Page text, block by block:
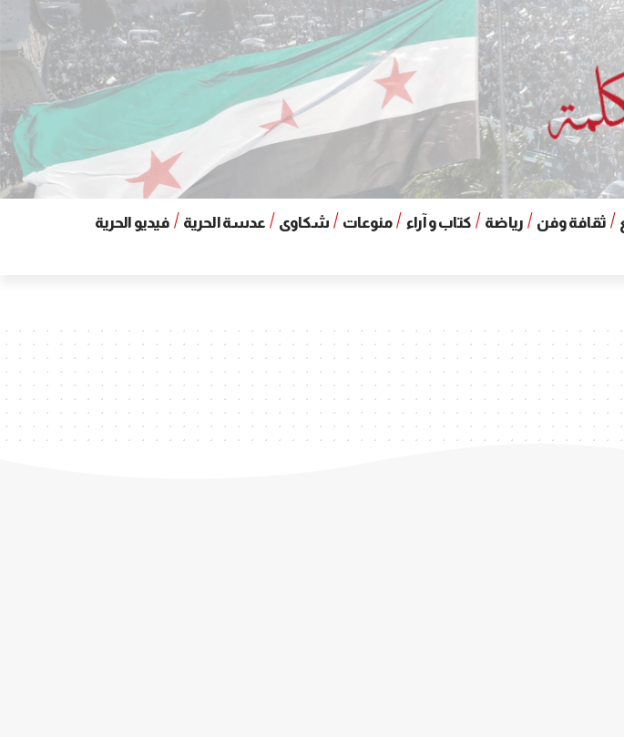
ثقافة وفن رياضة كتاب و آراء منوعات شكاوى عدسة الحرية
فيديو الحرية